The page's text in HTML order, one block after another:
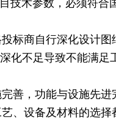
标商自行深化设计
化不足导致不能满
善，功能与设施先进
、设备及材料的选